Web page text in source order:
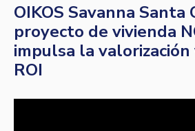
OIKOS Savanna Santa
proyecto de vivienda
impulsa la
ROI